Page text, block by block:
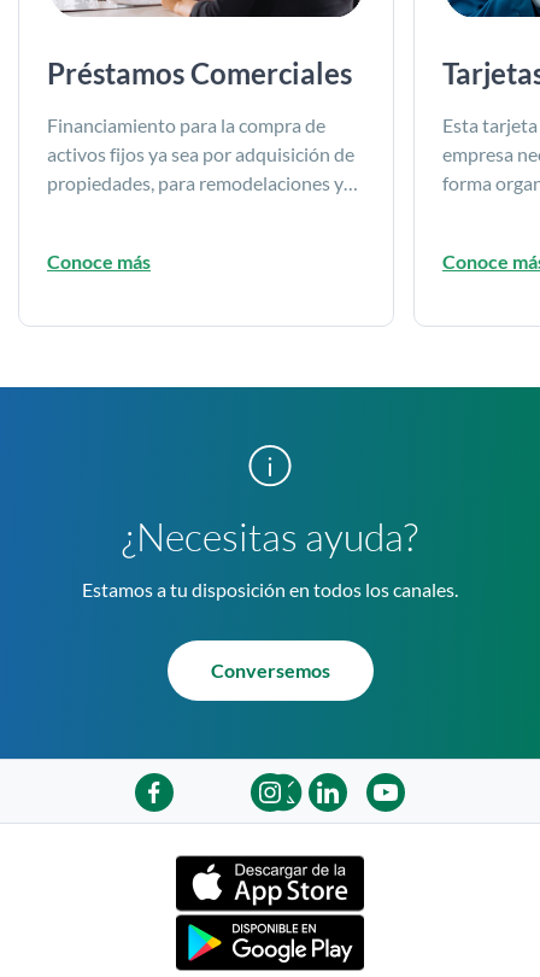
Préstamos Comerciales
Financiamiento para la compra de
activos fijos ya sea por adquisición de
propiedades, para remodelaciones y
adquisición de maquinaria y equipo o
Conoce más
Esta
empresa
forma
Conoce
¿Necesitas ayuda?
Estamos a tu disposición en todos los canales.
Conversemos